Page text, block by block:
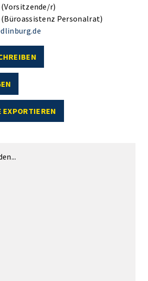
(Vorsitzende/r)
(Büroassistenz Personalrat)